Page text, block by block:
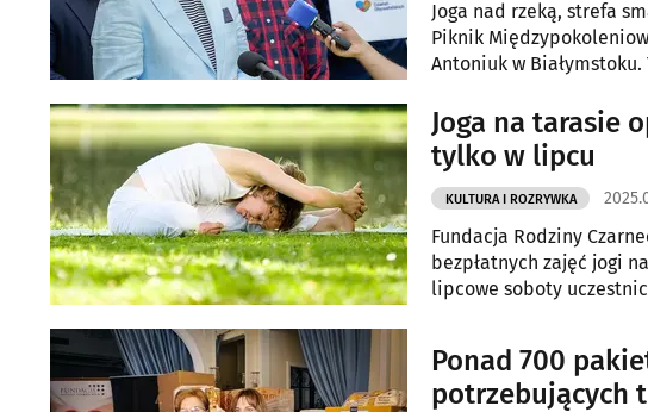
Joga nad rzeką, strefa
Piknik
Antoniuk w
Joga na tarasie
tylko w lipcu
KULTURA I ROZRYWKA
Fundacja Rodziny
bezpłatnych zajęć jogi
lipcowe soboty
Ponad 700
potrzebujących